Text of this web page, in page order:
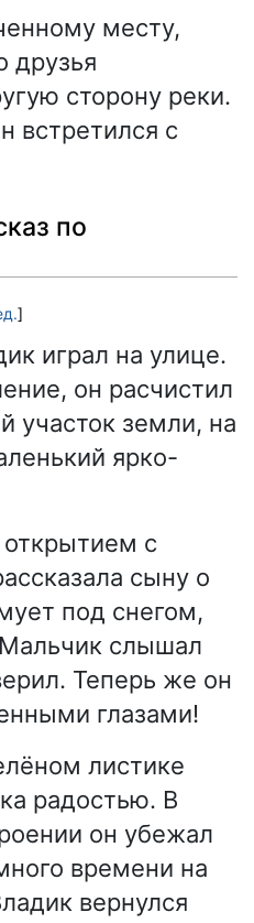
месту,
друзья
сторону реки.
встретился с
по
]
играл на улице.
он расчистил
участок земли, на
ярко-
с
сыну о
под снегом,
слышал
Теперь же он
глазами!
листике
радостью. В
он убежал
времени на
вернулся